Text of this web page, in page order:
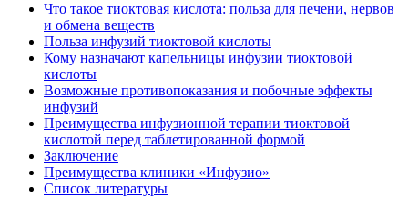
Что такое тиоктовая кислота: польза для печени, нервов
и обмена веществ
Польза инфузий тиоктовой кислоты
Кому назначают капельницы инфузии тиоктовой
кислоты
Возможные противопоказания и побочные эффекты
инфузий
Преимущества инфузионной терапии тиоктовой
кислотой перед таблетированной формой
Заключение
Преимущества клиники «Инфузио»
Список литературы